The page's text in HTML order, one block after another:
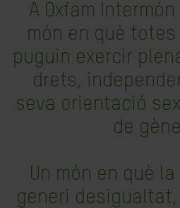
A Oxfam
món en què
puguin exercir
drets,
seva orientació
de
Un món en què
generi